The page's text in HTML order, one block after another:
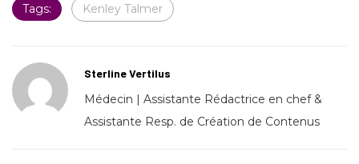
Tags: Kenley Talmer
Sterline Vertilus
Médecin | Assistante Rédactrice en chef &
Assistante Resp. de Création de Contenus